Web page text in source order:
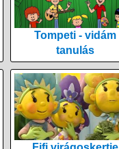
Tompeti - vidám
tanulás